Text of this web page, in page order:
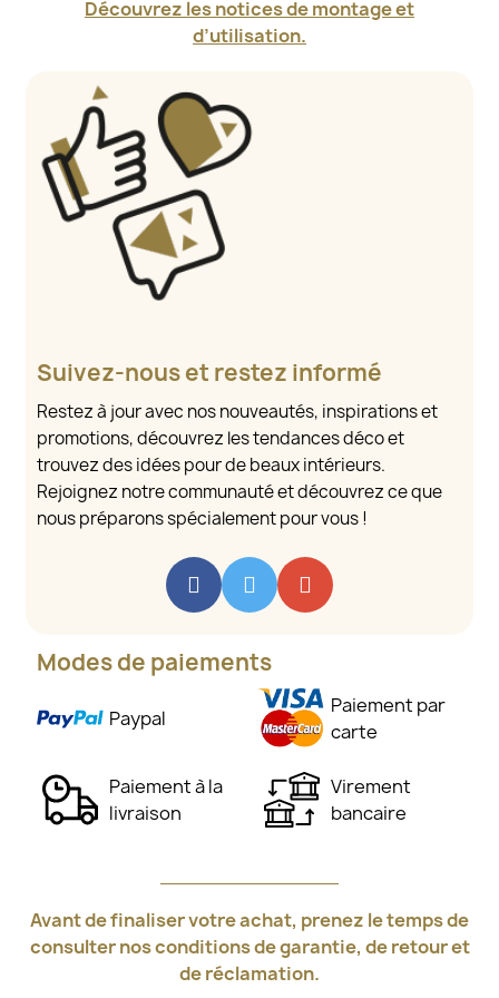
Découvrez les notices de montage et
d’utilisation.
Suivez-nous et restez informé
Restez à jour avec nos nouveautés, inspirations et
promotions, découvrez les tendances déco et
trouvez des idées pour de beaux intérieurs.
Rejoignez notre communauté et découvrez ce que
nous préparons spécialement pour vous !
Modes de paiements
Paypal
Paiement par
carte
Paiement à la
livraison
Virement
bancaire
Avant de finaliser votre achat, prenez le temps de
consulter nos conditions de garantie, de retour et
de réclamation.